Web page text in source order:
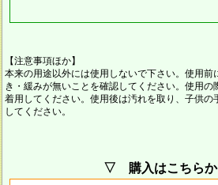
【注意事項ほか】
本来の用途以外には使用しないで下さい。使用前
き・緩みが無いことを確認してください。使用の
着用してください。使用後は汚れを取り、子供の
してください。
▽ 購入はこちら